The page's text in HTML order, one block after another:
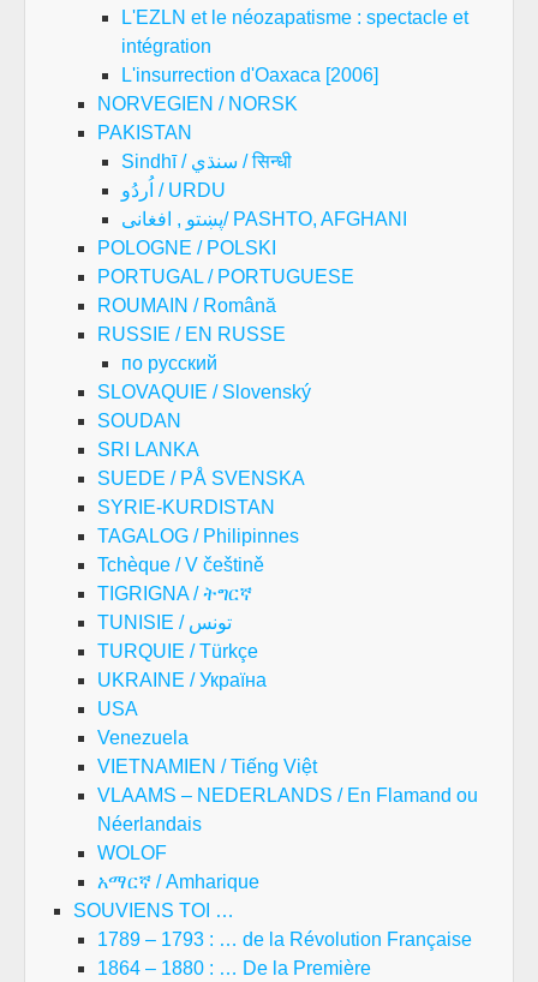
L'EZLN et le néozapatisme : spectacle et
intégration
L'insurrection d'Oaxaca [2006]
NORVEGIEN / NORSK
PAKISTAN
Sindhī / سنڌي / सिन्धी
اُردُو / URDU
پښتو , افغانی/ PASHTO, AFGHANI
POLOGNE / POLSKI
PORTUGAL / PORTUGUESE
ROUMAIN / Română
RUSSIE / EN RUSSE
по русский
SLOVAQUIE / Slovenský
SOUDAN
SRI LANKA
SUEDE / PÅ SVENSKA
SYRIE-KURDISTAN
TAGALOG / Philipinnes
Tchèque / V češtině
TIGRIGNA / ትግርኛ
TUNISIE / تونس
TURQUIE / Türkçe
UKRAINE / Україна
USA
Venezuela
VIETNAMIEN / Tiếng Việt
VLAAMS – NEDERLANDS / En Flamand ou
Néerlandais
WOLOF
አማርኛ / Amharique
SOUVIENS TOI …
1789 – 1793 : … de la Révolution Française
1864 – 1880 : … De la Première